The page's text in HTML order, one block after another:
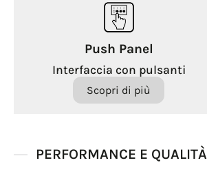
Push Panel
Interfaccia con pulsanti
Scopri di più
PERFORMANCE E QUALITÀ